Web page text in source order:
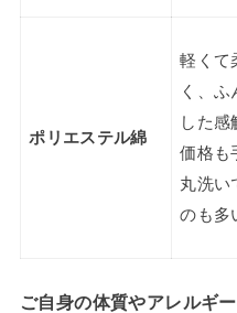
ポリエステル綿
軽くて
く、ふ
した感
価格も
丸洗い
のも多
ご自身の体質やアレルギ